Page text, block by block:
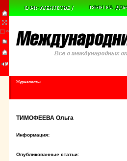
Журналисты
ТИМОФЕЕВА Ольга
Информация:
Опубликованные статьи: